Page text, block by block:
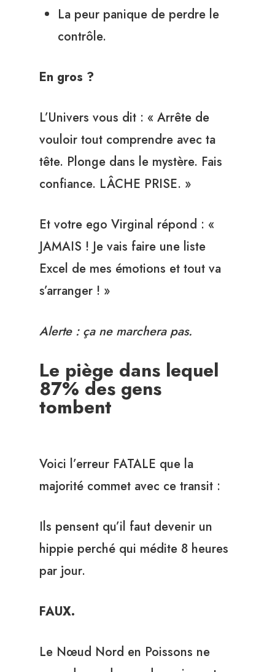
La peur panique de perdre le
contrôle.
En gros ?
L’Univers vous dit : « Arrête de
vouloir tout comprendre avec ta
tête. Plonge dans le mystère. Fais
confiance. LÂCHE PRISE. »
Et votre ego Virginal répond : «
JAMAIS ! Je vais faire une liste
Excel de mes émotions et tout va
s’arranger ! »
Alerte : ça ne marchera pas.
Le piège dans lequel
87% des gens
tombent
Voici l’erreur FATALE que la
majorité commet avec ce transit :
Ils pensent qu’il faut devenir un
hippie perché qui médite 8 heures
par jour.
FAUX.
Le Nœud Nord en Poissons ne